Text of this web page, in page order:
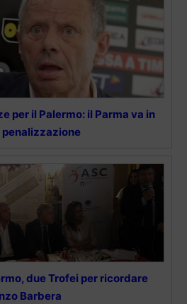
per il Palermo: il Parma va in
penalizzazione
due Trofei per ricordare
Barbera